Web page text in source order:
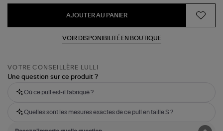
AJOUTER AU PANIER
VOIR DISPONIBILITÉ EN BOUTIQUE
VOTRE CONSEILLÈRE LULLI
Une question sur ce produit ?
Où ce pull est-il fabriqué ?
Quelles sont les mesures exactes de ce pull en taille S ?